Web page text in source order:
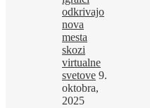
odkrivajo
nova
mesta
skozi
virtualne
svetove 9.
oktobra,
2025